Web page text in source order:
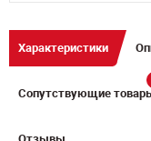
Характеристики
Сопутствующие